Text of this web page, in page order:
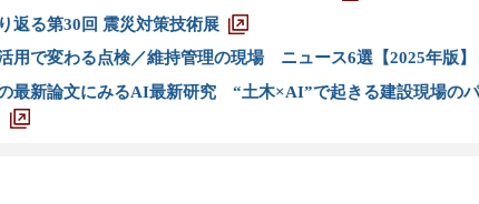
返る第30回 震災対策技術展
用で変わる点検／維持管理の現場 ニュース6選【2025年版】
最新論文にみるAI最新研究 “土木×AI”で起きる建設現場の